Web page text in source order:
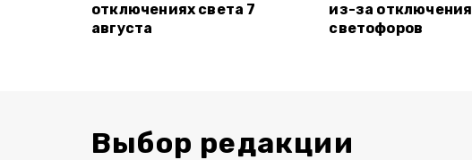
отключениях света 7
августа
из-за отключения
светофоров
Выбор редакции